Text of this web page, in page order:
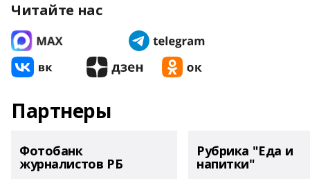
Читайте нас
Партнеры
Фотобанк
журналистов РБ
Рубрика "Еда и
напитки"